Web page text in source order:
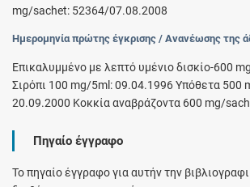
mg/sachet: 52364/07.08.2008
Ημερομηνία πρώτης έγκρισης / Ανανέωσης της
Επικαλυμμένο με λεπτό υμένιο δισκίο-600
Σιρόπι 100 mg/5ml: 09.04.1996 Υπόθετα 500
20.09.2000 Κοκκία αναβράζοντα 600 mg/
Πηγαίο έγγραφο
Το πηγαίο έγγραφο για αυτήν την